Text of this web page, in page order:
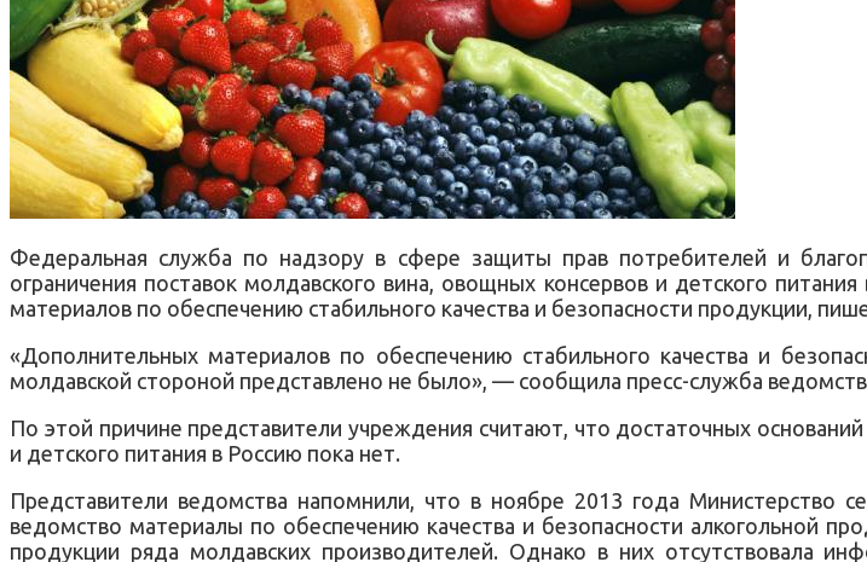
Федеральная служба по надзору в сфере защиты прав потребителей и
ограничения поставок молдавского вина, овощных консервов и детского
материалов по обеспечению стабильного качества и безопасности продукции,
«Дополнительных материалов по обеспечению стабильного качества и
молдавской стороной представлено не было», — сообщила пресс-служба
По этой причине представители учреждения считают, что достаточных
и детского питания в Россию пока нет.
Представители ведомства напомнили, что в ноябре 2013 года Министерство
ведомство материалы по обеспечению качества и безопасности алкогольной
продукции ряда молдавских производителей. Однако в них отсутствовала